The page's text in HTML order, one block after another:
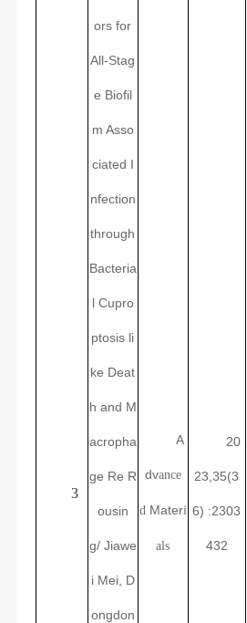
3
ors for
All-Stag
e Biofil
m Asso
ciated I
nfection
through
Bacteria
l Cupro
ptosis li
ke Deat
h and M
acropha
ge Re R
ousin
g/Jiawe
i Mei, D
ongdon
A
dvance
dMateri
als
20
23,35(3
6) :2303
432